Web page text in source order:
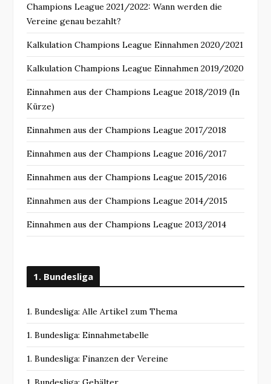
Champions League 2021/2022: Wann werden die
Vereine genau bezahlt?
Kalkulation Champions League Einnahmen 2020/2021
Kalkulation Champions League Einnahmen 2019/2020
Einnahmen aus der Champions League 2018/2019 (In
Kürze)
Einnahmen aus der Champions League 2017/2018
Einnahmen aus der Champions League 2016/2017
Einnahmen aus der Champions League 2015/2016
Einnahmen aus der Champions League 2014/2015
Einnahmen aus der Champions League 2013/2014
1. Bundesliga
1. Bundesliga: Alle Artikel zum Thema
1. Bundesliga: Einnahmetabelle
1. Bundesliga: Finanzen der Vereine